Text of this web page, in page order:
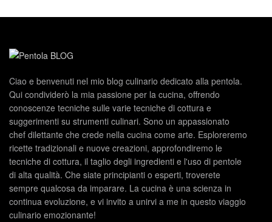
Ciao e benvenuti nel mio blog culinario dedicato alla pentola.
Qui condividerò la mia passione per la cucina, offrendo
conoscenze tecniche sulle varie tecniche di cottura e
suggerimenti su strumenti culinari. Sono un appassionato
chef dilettante che crede nella cucina come arte. Esploreremo
ricette tradizionali e nuove creazioni, approfondiremo le
tecniche di cottura, il taglio degli ingredienti e l'uso di pentole
di alta qualità. Che siate principianti o esperti, troverete
sempre qualcosa da imparare. La cucina è una scienza in
continua evoluzione, e vi invito a unirvi a me in questo viaggio
culinario emozionante!